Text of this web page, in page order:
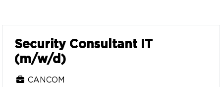
Security Consultant IT
(m/w/d)
CANCOM